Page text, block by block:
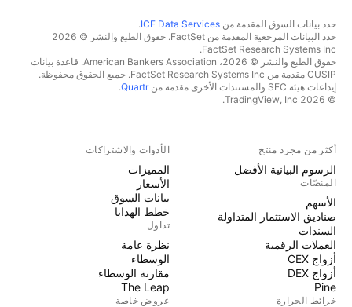
حدد بيانات السوق المقدمة من ICE Data Services
.
حدد البيانات المرجعية المقدمة من FactSet. حقوق الطبع والنشر © 2026
FactSet Research Systems Inc.
حقوق الطبع والنشر © 2026، American Bankers Association. قاعدة بيانات
CUSIP مقدمة من FactSet Research Systems Inc. جميع الحقوق محفوظة.
إيداعات هيئة SEC والمستندات الأخرى مقدمة من
Quartr
.
© 2026 TradingView, Inc.
أكثر من مجرد منتج
الرسوم البيانية الأفضل
المنصّات
الأسهم
صناديق الاستثمار المتداولة
السندات
العملات الرقمية
أزواج CEX
أزواج DEX
Pine
خرائط الحرارة
الأدوات والاشتراكات
المميزات
الأسعار
بيانات السوق
خطط الهدايا
تداول
نظرة عامة
الوسطاء
مقارنة الوسطاء
The Leap
عروض خاصة